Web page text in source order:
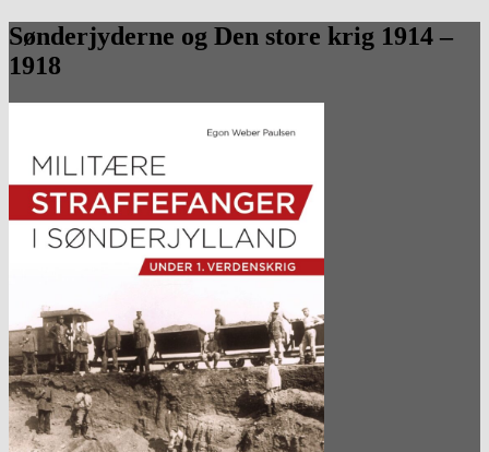
Sønderjyderne og Den store krig 1914 –
1918